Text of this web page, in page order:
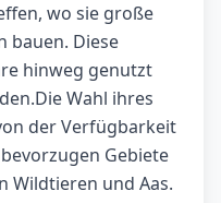
wo sie große
bauen. Diese
hinweg genutzt
Wahl ihres
der Verfügbarkeit
Gebiete
Wildtieren und Aas.